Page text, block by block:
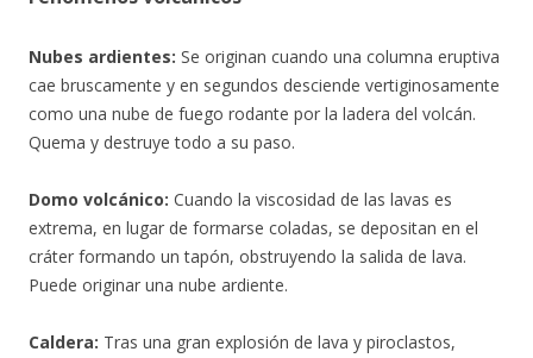
Nubes ardientes: Se originan cuando una columna eruptiva
cae bruscamente y en segundos desciende vertiginosamente
como una nube de fuego rodante por la ladera del volcán.
Quema y destruye todo a su paso.
Domo volcánico: Cuando la viscosidad de las lavas es
extrema, en lugar de formarse coladas, se depositan en el
cráter formando un tapón, obstruyendo la salida de lava.
Puede originar una nube ardiente.
Caldera: Tras una gran explosión de lava y piroclastos,